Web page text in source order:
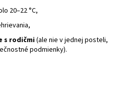
20–22 °C,
s rodičmi(ale nie v jednej posteli,
podmienky).